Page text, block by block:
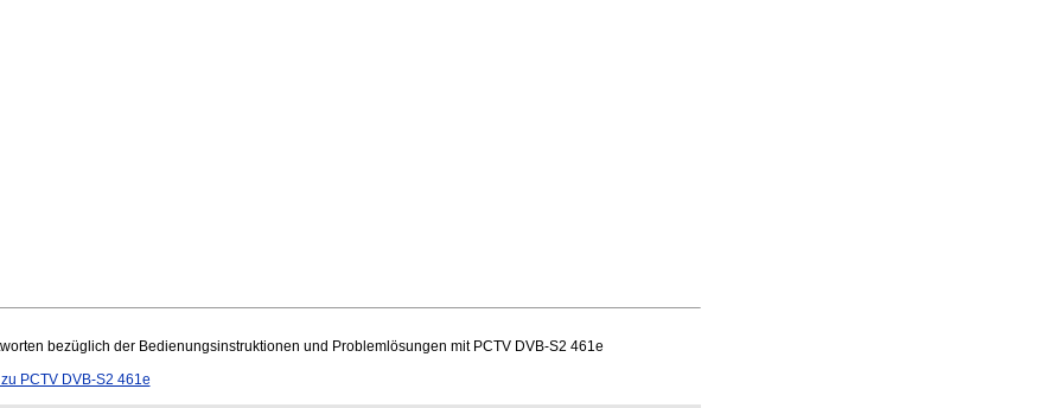
bezüglich der Bedienungsinstruktionen und Problemlösungen mit PCTV DVB-S2 461e
PCTV DVB-S2 461e